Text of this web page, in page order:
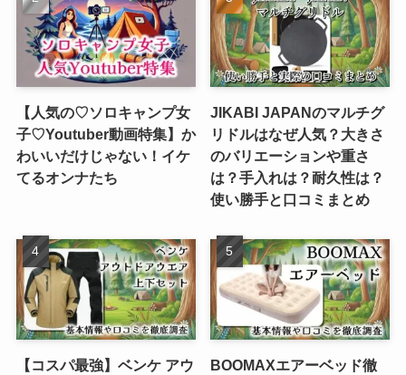
【人気の♡ソロキャンプ女
子♡Youtuber動画特集】か
わいいだけじゃない！イケ
てるオンナたち
JIKABI JAPANのマルチグ
リドルはなぜ人気？大きさ
のバリエーションや重さ
は？手入れは？耐久性は？
使い勝手と口コミまとめ
【コスパ最強】ベンケ アウ
BOOMAXエアーベッド徹